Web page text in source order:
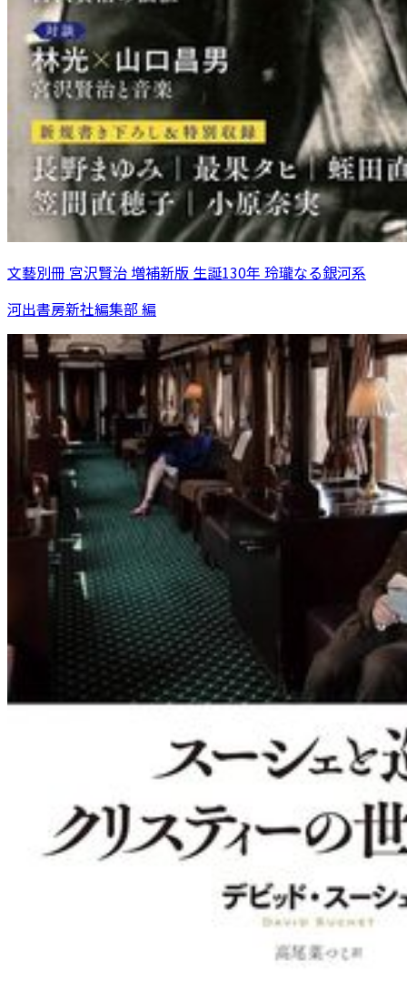
文藝別冊 宮沢賢治 増補新版 生誕130年 玲瓏なる銀河系
河出書房新社編集部 編